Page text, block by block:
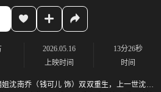
2026.05.16
上映时间
13分26秒
时间
沈南乔（钱可儿 饰）双双重生，上一世沈南